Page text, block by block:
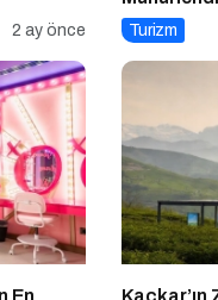
2 ay önce Turizm
En